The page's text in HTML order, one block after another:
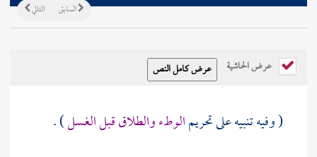
التالي السابق
عرض الحاشية
( وفيه تنبيه على تحريمالوطء والطلاق قبل الغسل) .